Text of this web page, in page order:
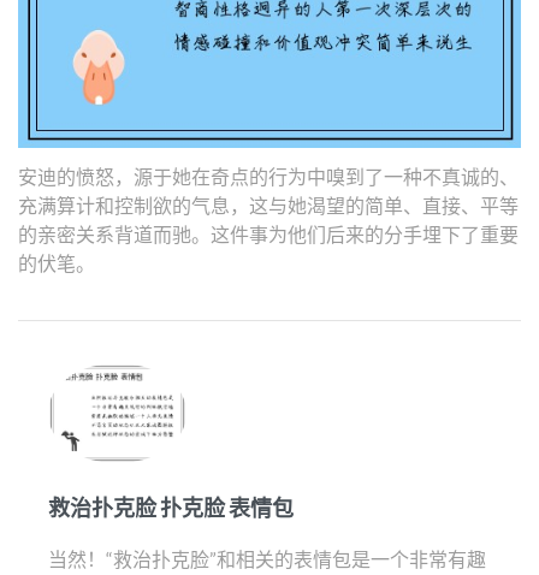
安迪的愤怒，源于她在奇点的行为中嗅到了一种不真诚的、
充满算计和控制欲的气息，这与她渴望的简单、直接、平等
的亲密关系背道而驰。这件事为他们后来的分手埋下了重要
的伏笔。
救治扑克脸 扑克脸 表情包
当然！“救治扑克脸”和相关的表情包是一个非常有趣